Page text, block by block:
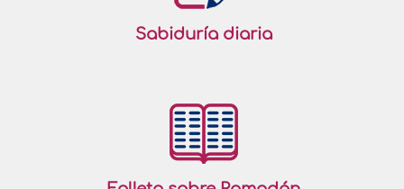
Sabiduría diaria